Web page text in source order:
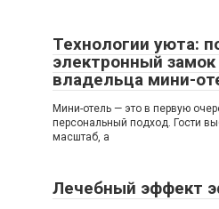
Технологии уюта:
электронный
владельца мини-
Мини-отель — это в первую
персональный подход. Гости
масштаб, а
Лечебный эффект